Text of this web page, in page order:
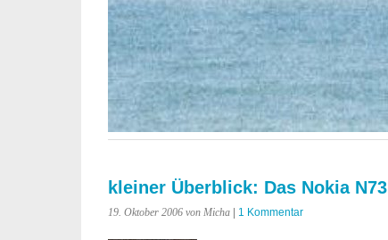
kleiner Überblick: Das Nokia N73
19. Oktober 2006 von Micha 1 Kommentar